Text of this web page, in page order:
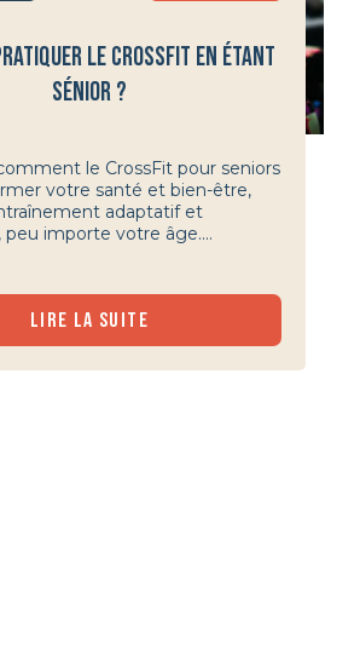
LE CROSSFIT EN ÉTANT
SÉNIOR ?
le CrossFit pour seniors
votre santé et bien-être,
adaptatif et
peu importe votre âge....
LIRE LA SUITE